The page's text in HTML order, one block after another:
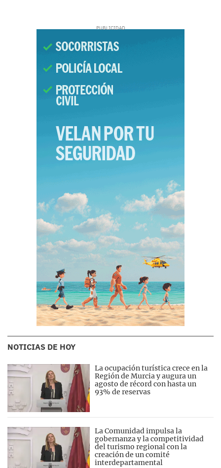
NOTICIAS DE HOY
La ocupación turística crece en la
Región de Murcia y augura un
agosto de récord con hasta un
93% de reservas
La Comunidad impulsa la
gobernanza y la competitividad
del turismo regional con la
creación de un comité
interdepartamental